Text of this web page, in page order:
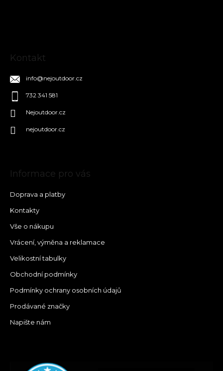
Kontakt
info@nejoutdoor.cz
732 341 581
Nejoutdoor.cz
nejoutdoor.cz
Informace pro vás
Doprava a platby
Kontakty
Vše o nákupu
Vrácení, výměna a reklamace
Velikostní tabulky
Obchodní podmínky
Podmínky ochrany osobních údajů
Prodávané značky
Napište nám